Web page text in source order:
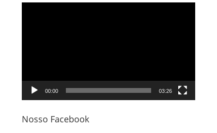
00:00 03:26
Nosso Facebook